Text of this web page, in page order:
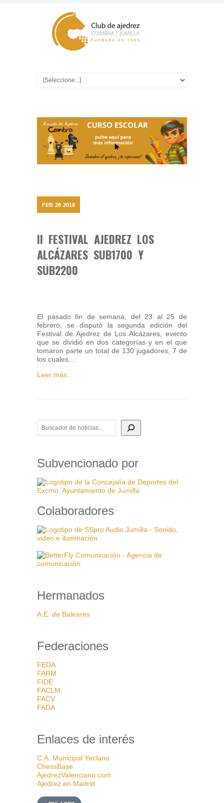
FEB 28 2018
II FESTIVAL AJEDREZ LOS
ALCÁZARES SUB1700 Y
SUB2200
El pasado fin de semana, del 23 al 25 de
febrero, se disputó la segunda edición del
Festival de Ajedrez de Los Alcázares, evento
que se dividió en dos categorías y en el que
tomaron parte un total de 130 jugadores, 7 de
los cuales…
Leer más...
BUSCADOR DE NOTICIAS
Subvencionado por
Colaboradores
Hermanados
A.E. de Baleares
Federaciones
FEDA
FARM
FIDE
FACLM
FACV
FADA
Enlaces de interés
C.A. Municipal Yeclano
ChessBase
AjedrezValenciano.com
Ajedrez en Madrid